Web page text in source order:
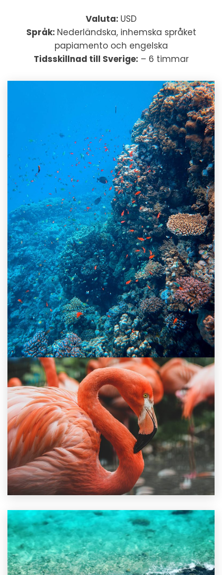
Valuta: USD
Språk: Nederländska, inhemska språket
papiamento och engelska
Tidsskillnad till Sverige: – 6 timmar